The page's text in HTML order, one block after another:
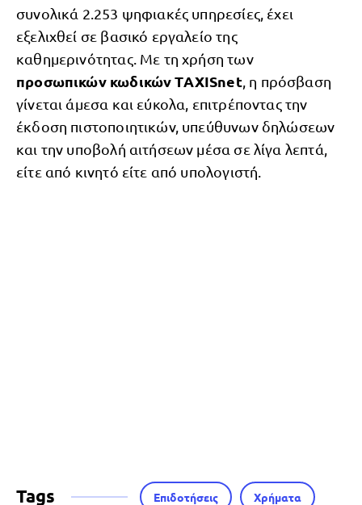
συνολικά 2.253 ψηφιακές υπηρεσίες, έχει
εξελιχθεί σε βασικό εργαλείο της
καθημερινότητας. Με τη χρήση των
προσωπικών κωδικών TAXISnet , η πρόσβαση
γίνεται άμεσα και εύκολα, επιτρέποντας την
έκδοση πιστοποιητικών, υπεύθυνων δηλώσεων
και την υποβολή αιτήσεων μέσα σε λίγα λεπτά,
είτε από κινητό είτε από υπολογιστή.
Tags Επιδοτήσεις Χρήματα